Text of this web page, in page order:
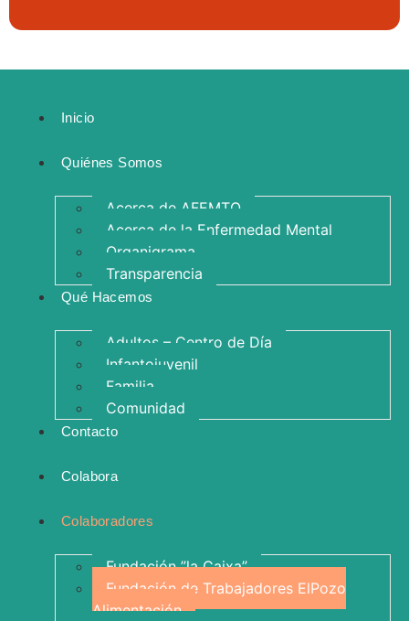
Inicio
Quiénes Somos
Acerca de AFEMTO
Acerca de la Enfermedad Mental
Organigrama
Transparencia
Qué Hacemos
Adultos – Centro de Día
Infantojuvenil
Familia
Comunidad
Contacto
Colabora
Colaboradores
Fundación ”la Caixa”
Fundación de Trabajadores ElPozo
Alimentación